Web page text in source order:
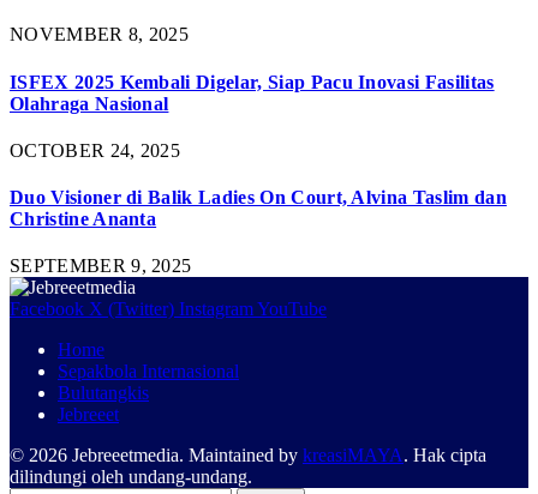
NOVEMBER 8, 2025
ISFEX 2025 Kembali Digelar, Siap Pacu Inovasi Fasilitas
Olahraga Nasional
OCTOBER 24, 2025
Duo Visioner di Balik Ladies On Court, Alvina Taslim dan
Christine Ananta
SEPTEMBER 9, 2025
Facebook X (Twitter) InstagramYouTube
Home
Sepakbola Internasional
Bulutangkis
Jebreeet
© 2026 Jebreeetmedia. Maintained by kreasiMAYA. Hak cipta
dilindungi oleh undang-undang.